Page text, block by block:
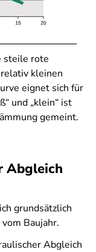
steile rote
kleinen
eignet sich für
und „klein“ ist
gemeint.
Abgleich
grundsätzlich
Baujahr.
Abgleich